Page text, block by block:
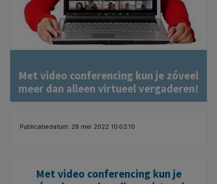
Met video conferencing kun je zóveel
meer dan alleen virtueel vergaderen!
Publicatiedatum: 28 mei 2022 10:02:10
Met video conferencing kun je